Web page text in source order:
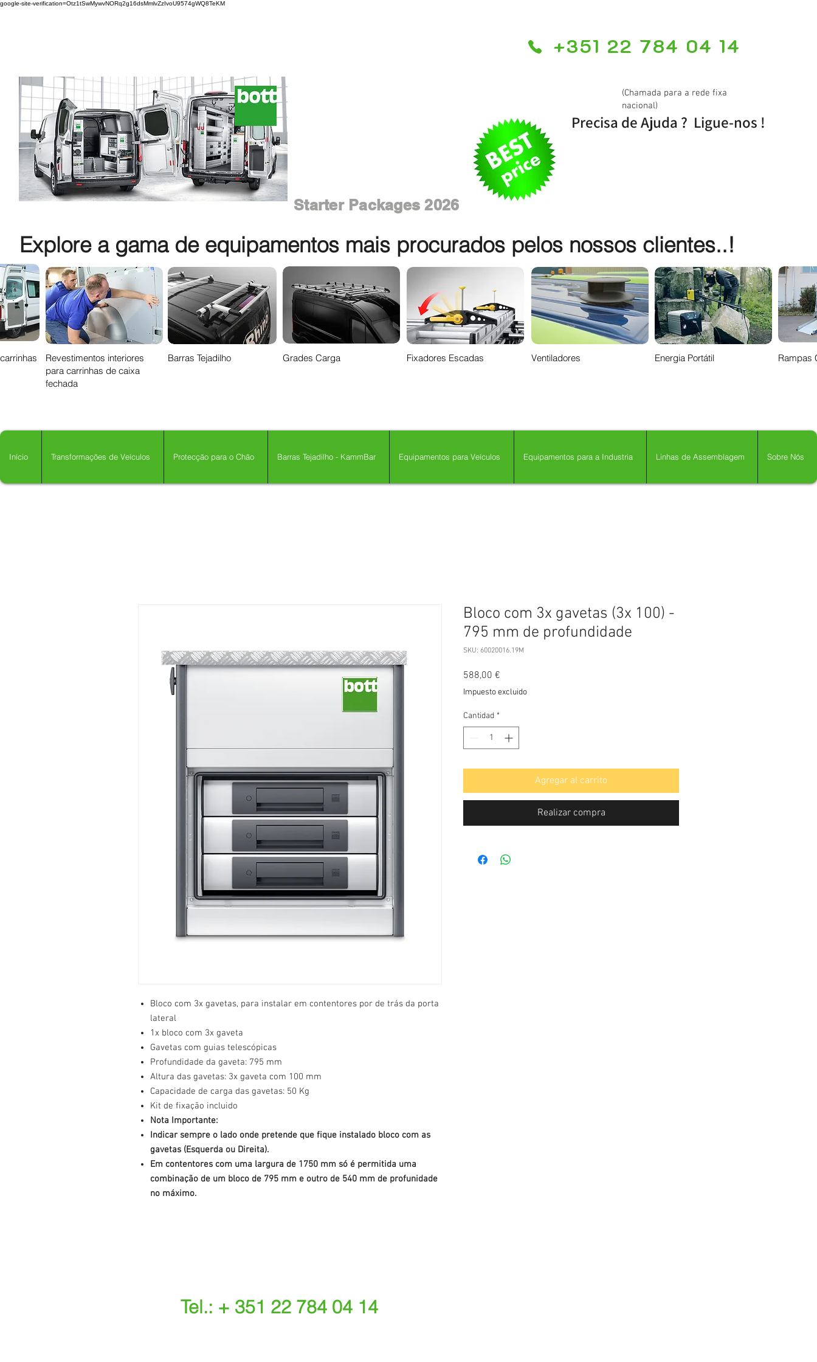
google-site-verification=Otz1tSwMywvNORq2g16dsMmlvZzIvoU9574gWQ8TeKM
+351 22 784 04 14
Starter Packages 2026
(Chamada para a rede fixa
nacional)
Precisa de Ajuda ? Ligue-nos !
Explore a gama de equipamentos mais procurados pelos nossos clientes..!
Revestimentos interiores
para carrinhas de caixa
fechada
Barras Tejadilho Grades Carga Fixadores Escadas Ventiladores Energia Portátil Rampas
Início Transformações de Veículos Protecção para o Chão Barras Tejadilho - KammBar Equipamentos para Veículos Equipamentos para a Industria Linhas de Assemblagem Sobre Nós
Bloco com 3x gavetas, para instalar em contentores por de trás da porta
lateral
1x bloco com 3x gaveta
Gavetas com guias telescópicas
Profundidade da gaveta: 795 mm
Altura das gavetas: 3x gaveta com 100 mm
Capacidade de carga das gavetas: 50 Kg
Kit de fixação incluido
Nota Importante:
Indicar sempre o lado onde pretende que fique instalado bloco com as
gavetas (Esquerda ou Direita).
Em contentores com uma largura de 1750 mm só é permitida uma
combinação de um bloco de 795 mm e outro de 540 mm de profunidade
no máximo.
Bloco com 3x gavetas (3x 100) -
795 mm de profundidade
SKU: 60020016.19M
588,00 €
Impuesto excluido
Cantidad *
Agregar al carrito
Realizar compra
Tel.: + 351 22 784 04 14